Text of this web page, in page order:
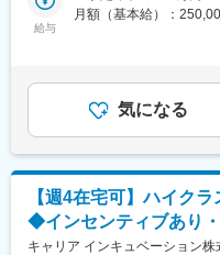
■ポジションの魅力
１）HRTechSaaSとし
トのアセットを保有し
２）リファラル採用、
援等、 採用マーケティ
３）SaaSとリクルーテ
変更の範囲：会社の定
ドスタートアップの強
セスの採用を強化して
によりお客様の事業成
実現することです。
MyTalent CRMでは採用
動が終了したらデータ
給与
月額（基本給）：
ます・昇給：年2回（4
金はあくまでも目安の
があります。月給(月額)
気になる
【週4在宅可】ハイク
◆インセンティブあり
キャリア インキュベーション株